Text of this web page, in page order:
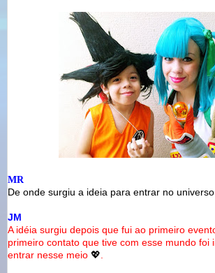
MR
De onde surgiu a ideia para entrar no
JM
A idéia surgiu depois que fui ao primeiro
primeiro contato que tive com esse mundo foi
entrar nesse meio 💖